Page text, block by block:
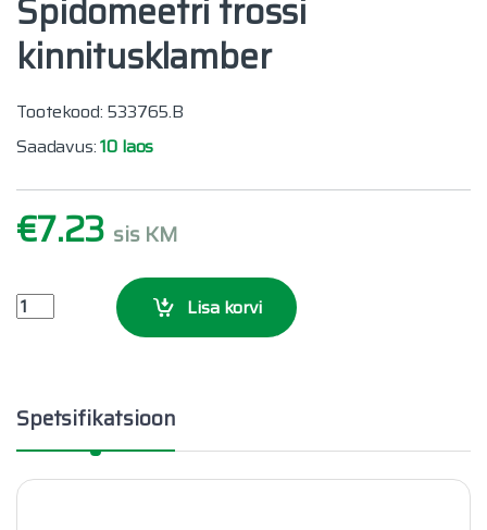
Spidomeetri trossi
kinnitusklamber
Tootekood: 533765.B
Saadavus:10 laos
€7.23 sis KM
Spidomeetri trossi kinnitusklamber quantity
Lisa korvi
Spetsifikatsioon